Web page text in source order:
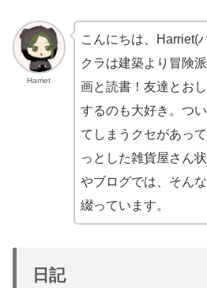
Harriet
こんにちは、Harriet(
クラは建築より冒険
画と読書！友達とお
するのも大好き。つ
てしまうクセがあっ
っとした雑貨屋さん
やブログでは、そん
綴っています。
日記